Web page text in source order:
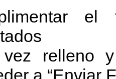
relleno
a “Enviar